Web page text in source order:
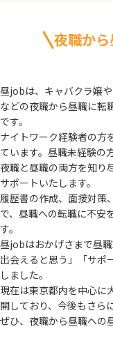
夜職か
昼jobは、キャバクラ嬢
などの夜職から昼職に転
です。
ナイトワーク経験者の方
ています。 昼職未経験の
夜職と昼職の両方を知り
サポートいたします。
履歴書の作成、面接対策
で、 昼職への転職に不安
す。
昼jobはおかげさまで昼
出会えると思う」
「サ
しました。
現在は東京都内を中心に
開しており、 今後もさら
ぜひ、夜職から昼職への